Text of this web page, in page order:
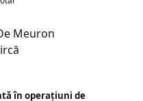
Meuron
în operațiuni de